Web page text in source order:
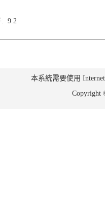
: 9.2
本系統需要使用
Copyright